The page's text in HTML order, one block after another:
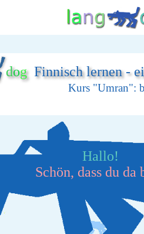
dogFinnisch lernen -
Kurs "Umran":
Hallo!
Schön, dass du da